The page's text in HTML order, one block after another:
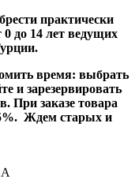
практически
0 до 14 лет ведущих
время: выбрать
и зарезервировать
При заказе товара
5%. Ждем старых и